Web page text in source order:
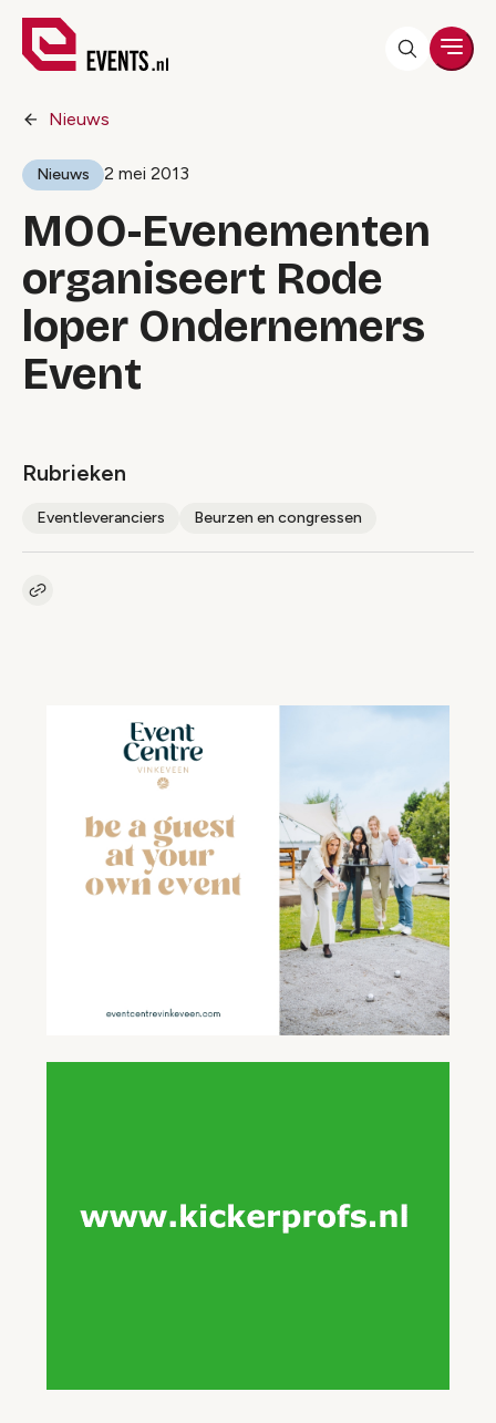
Nieuws
Nieuws 2 mei 2013
MOO-Evenementen
organiseert Rode
loper Ondernemers
Event
Rubrieken
Eventleveranciers Beurzen en congressen
Kopieer link naar artikel